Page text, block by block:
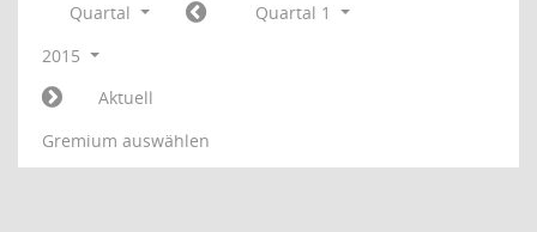
Quartal
Quartal 1
2015
Aktuell
Gremium auswählen